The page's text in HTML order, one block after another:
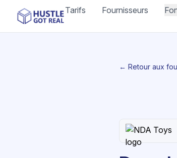
Tarifs Fournisseurs
← Retour aux